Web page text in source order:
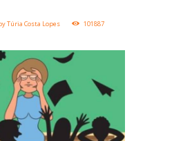
Túria Costa Lopes
101887